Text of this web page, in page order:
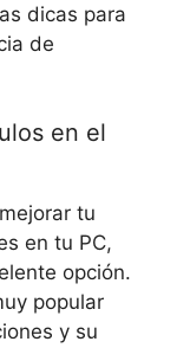
dicas para
de
en el
tu
en tu PC,
opción.
popular
y su